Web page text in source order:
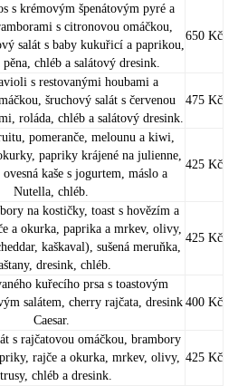
s krémovým špenátovým pyré a
s citronovou omáčkou,
salát s baby kukuřicí a paprikou,
chléb a salátový dresink.
650 Kč
s restovanými houbami a
šruchový salát s červenou
roláda, chléb a salátový dresink.
475 Kč
pomeranče, melounu a kiwi,
papriky krájené na julienne,
kaše s jogurtem, máslo a
Nutella, chléb.
425 Kč
na kostičky, toast s hovězím a
a okurka, paprika a mrkev, olivy,
kaškaval), sušená meruňka,
dresink, chléb.
425 Kč
kuřecího prsa s toastovým
salátem, cherry rajčata, dresink
Caesar.
400 Kč
s rajčatovou omáčkou, brambory
rajče a okurka, mrkev, olivy,
chléb a dresink.
425 Kč